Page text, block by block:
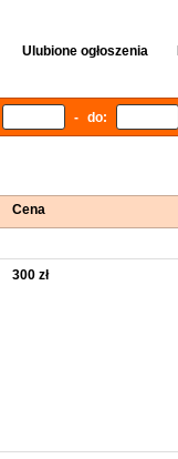
Ulubione ogłoszenia
- do:
Cena
300 zł